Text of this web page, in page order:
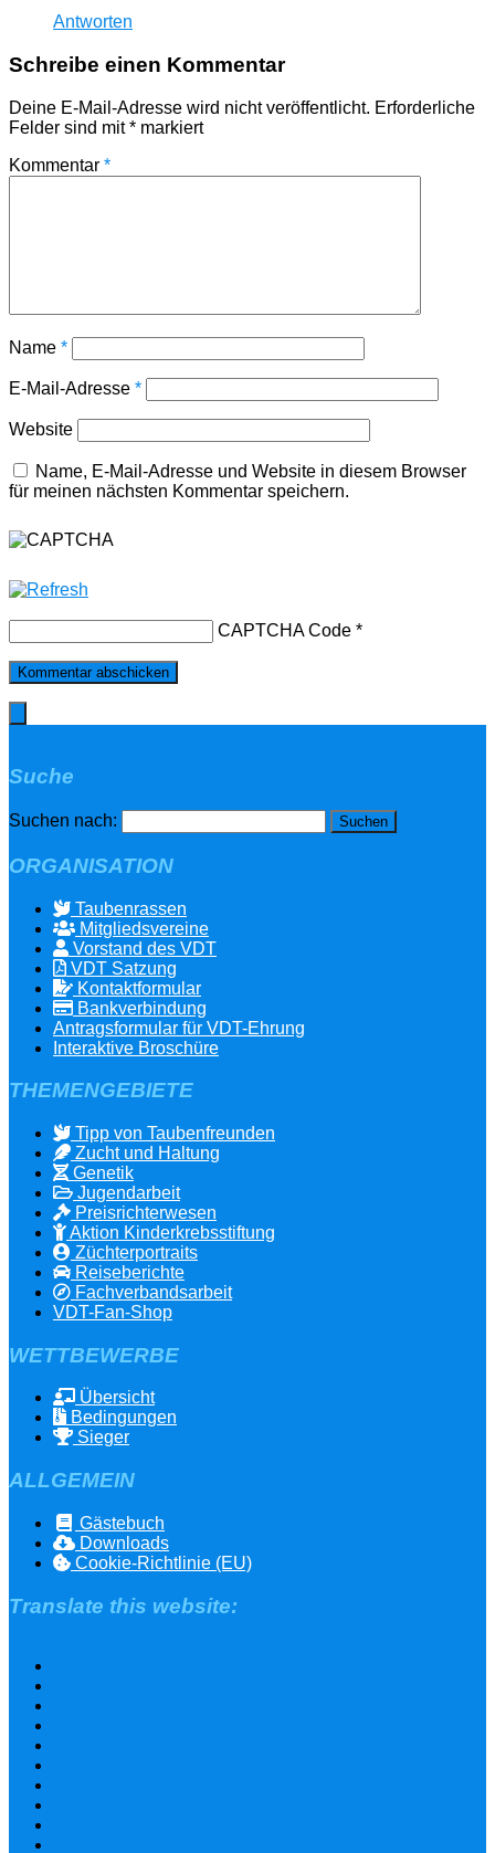
Antworten
Schreibe einen Kommentar
Deine E-Mail-Adresse wird nicht veröffentlicht. Erforderliche
Felder sind mit* markiert
Kommentar *
Name *
E-Mail-Adresse *
Website
Name, E-Mail-Adresse und Website in diesem Browser
für meinen nächsten Kommentar speichern.
CAPTCHA Code *
Suche
Suchen nach:
ORGANISATION
Taubenrassen
Mitgliedsvereine
Vorstand des VDT
VDT Satzung
Kontaktformular
Bankverbindung
Antragsformular für VDT-Ehrung
Interaktive Broschüre
THEMENGEBIETE
Tipp von Taubenfreunden
Zucht und Haltung
Genetik
Jugendarbeit
Preisrichterwesen
Aktion Kinderkrebsstiftung
Züchterportraits
Reiseberichte
Fachverbandsarbeit
VDT-Fan-Shop
WETTBEWERBE
Übersicht
Bedingungen
Sieger
ALLGEMEIN
Gästebuch
Downloads
Cookie-Richtlinie (EU)
Translate this website: